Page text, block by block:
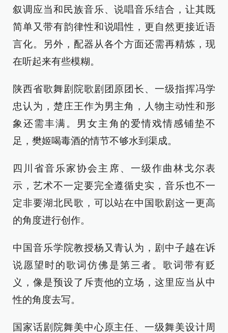
叙调应当和民族音乐、说唱音乐结合，让其既
简单又带有韵律性和说唱性，更自然更接近语
言化。另外，配器从各个方面还需再精炼，现
在听起来有些模糊。
陕西省歌舞剧院歌剧团原团长、一级指挥冯学
忠认为，楚庄王作为男主角，人物主动性和形
象还需丰满。男女主角的爱情戏情感铺垫不
足，樊姬喝毒酒的情节不够水到渠成。
四川省音乐家协会主席、一级作曲林戈尔表
示，艺术不一定要完全遵循史实，音乐也不一
定非要湖北民歌，可以站在中国歌剧这一更高
的角度进行创作。
中国音乐学院教授杨又青认为，剧中子越在诉
说愿望时的歌词仿佛是第三者。歌词带有贬
义，像是预设了斥责他的立场，这里应当从中
性的角度去写。
国家话剧院舞美中心原主任、一级舞美设计周